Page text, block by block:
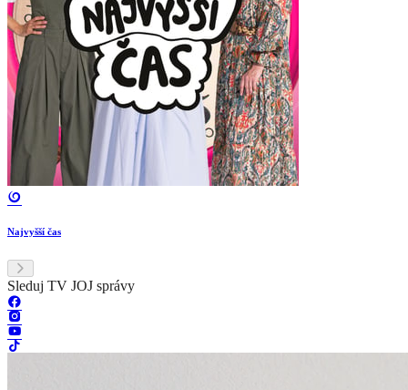
Najvyšší čas
Sleduj TV JOJ správy